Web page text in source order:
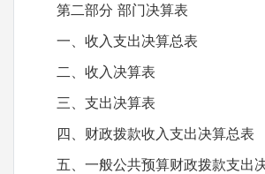
第二部分 部门决算表
一、收入支出决算总表
二、收入决算表
三、支出决算表
四、财政拨款收入支出决算总表
五、一般公共预算财政拨款支出